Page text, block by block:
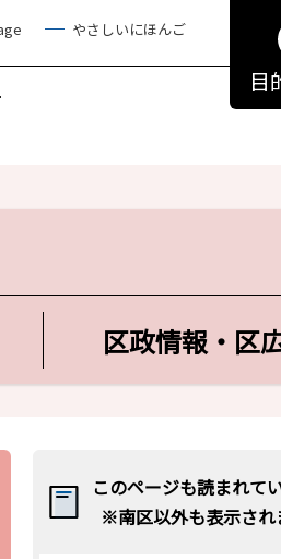
やさしいにほんご
目
区政情報・区
このページも読まれて
※南区以外も表示され